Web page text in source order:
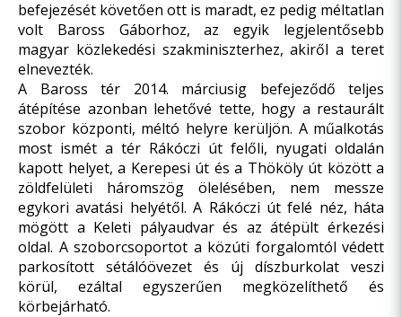
befejezését követően ott is maradt, ez pedig méltatlan
volt Baross Gáborhoz, az egyik legjelentősebb
magyar közlekedési szakminiszterhez, akiről a teret
elnevezték.
A Baross tér 2014. márciusig befejeződő teljes
átépítése azonban lehetővé tette, hogy a restaurált
szobor központi, méltó helyre kerüljön. A műalkotás
most ismét a tér Rákóczi út felőli, nyugati oldalán
kapott helyet, a Kerepesi út és a Thököly út között a
zöldfelületi háromszög ölelésében, nem messze
egykori avatási helyétől. A Rákóczi út felé néz, háta
mögött a Keleti pályaudvar és az átépült érkezési
oldal. A szoborcsoportot a közúti forgalomtól védett
parkosított sétálóövezet és új díszburkolat veszi
körül, ezáltal egyszerűen megközelíthető és
körbejárható.